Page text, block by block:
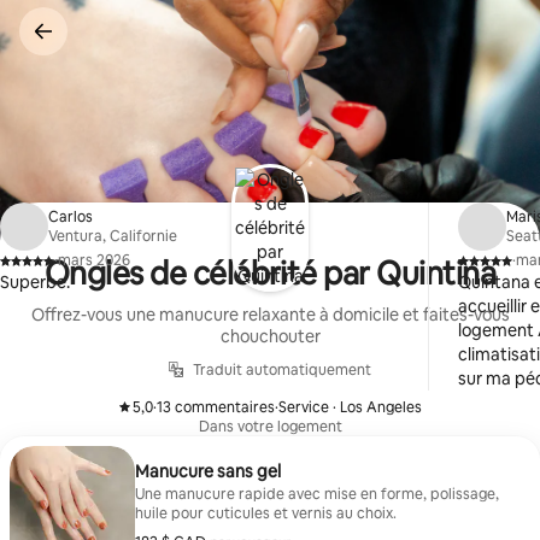
Aller
directement
au
Ongles de célébrité par Quintina
Offrez-vous une manucure relaxante à domicile et faites-vous
chouchouter
Traduit automatiquement
5,0
,
·13 commentaires
, ·Service · Los Angeles
Dans votre logement
Manucure sans gel
Une manucure rapide avec mise en forme, polissage,
huile pour cuticules et vernis au choix.
Carlos
Ventura, Californie
,
·mars 2026
Superbe.
,
·
Quintana
accueillir
logement
sur ma